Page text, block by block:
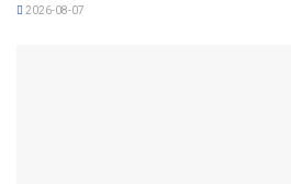
2026-08-07